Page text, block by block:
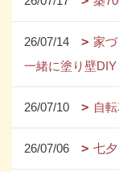
26/07/14
家
一緒に塗り壁DIY
26/07/10 自
26/07/06 七夕